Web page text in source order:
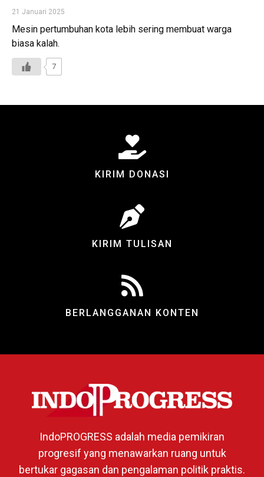
21 Januari 2025
Mesin pertumbuhan kota lebih sering membuat warga
biasa kalah.
7
KIRIM DONASI
KIRIM TULISAN
BERLANGGANAN KONTEN
IndoPROGRESS adalah media pemikiran
progresif yang menawarkan ruang untuk
bertukar gagasan dan pengalaman politik praktis.